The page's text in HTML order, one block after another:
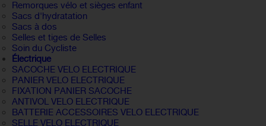
Remorques vélo et sièges enfant
Sacs d'hydratation
Sacs à dos
Selles et tiges de Selles
Soin du Cycliste
Électrique
SACOCHE VELO ELECTRIQUE
PANIER VELO ELECTRIQUE
FIXATION PANIER SACOCHE
ANTIVOL VELO ELECTRIQUE
BATTERIE ACCESSOIRES VELO ELECTRIQUE
SELLE VELO ELECTRIQUE